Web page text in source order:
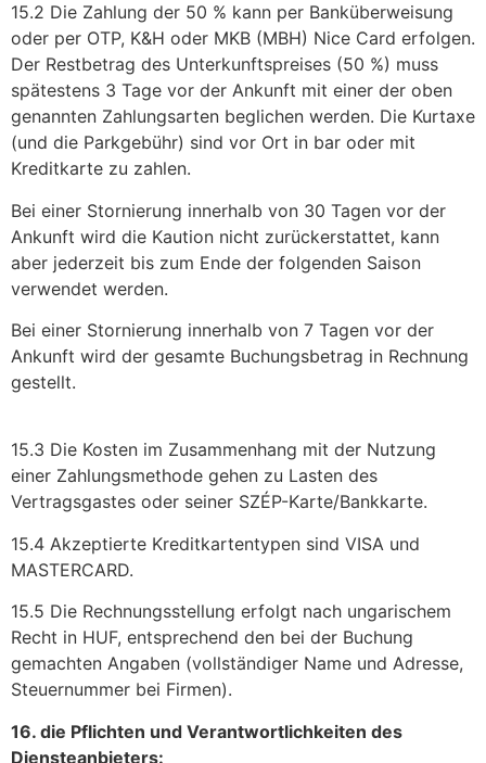
15.2 Die Zahlung der 50 % kann per Banküberweisung
oder per OTP, K&H oder MKB (MBH) Nice Card erfolgen.
Der Restbetrag des Unterkunftspreises (50 %) muss
spätestens 3 Tage vor der Ankunft mit einer der oben
genannten Zahlungsarten beglichen werden. Die Kurtaxe
(und die Parkgebühr) sind vor Ort in bar oder mit
Kreditkarte zu zahlen.
Bei einer Stornierung innerhalb von 30 Tagen vor der
Ankunft wird die Kaution nicht zurückerstattet, kann
aber jederzeit bis zum Ende der folgenden Saison
verwendet werden.
Bei einer Stornierung innerhalb von 7 Tagen vor der
Ankunft wird der gesamte Buchungsbetrag in Rechnung
gestellt.
15.3 Die Kosten im Zusammenhang mit der Nutzung
einer Zahlungsmethode gehen zu Lasten des
Vertragsgastes oder seiner SZÉP-Karte/Bankkarte.
15.4 Akzeptierte Kreditkartentypen sind VISA und
MASTERCARD.
15.5 Die Rechnungsstellung erfolgt nach ungarischem
Recht in HUF, entsprechend den bei der Buchung
gemachten Angaben (vollständiger Name und Adresse,
Steuernummer bei Firmen).
16. die Pflichten und Verantwortlichkeiten des
Diensteanbieters: